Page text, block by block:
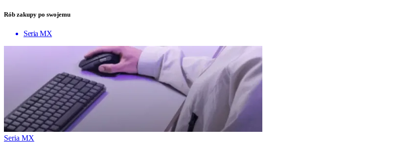
Rób zakupy po swojemu
Seria MX
Seria MX